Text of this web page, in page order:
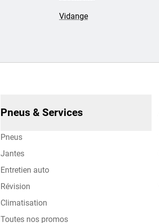
Vidange
Pneus & Services
Pneus
Jantes
Entretien auto
Révision
Climatisation
Toutes nos promos